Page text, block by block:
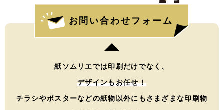
お問い合わせフォーム
紙ソムリエでは印刷だけでなく、
デザインもお任せ！
チラシやポスターなどの紙物以外にもさまざまな印刷物